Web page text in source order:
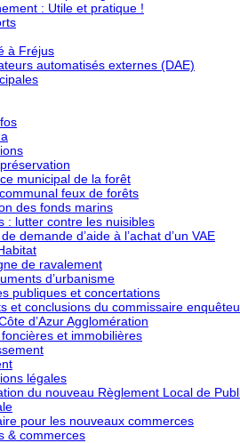
: Utile et pratique !
à Fréjus
automatisés externes (DAE)
municipal de la forêt
feux de forêts
des fonds marins
: lutter contre les nuisibles
demande d’aide à l’achat d’un VAE
de ravalement
d’urbanisme
publiques et concertations
et conclusions du commissaire
d’Azur Agglomération
et immobilières
légales
du nouveau Règlement Local de
pour les nouveaux commerces
& commerces